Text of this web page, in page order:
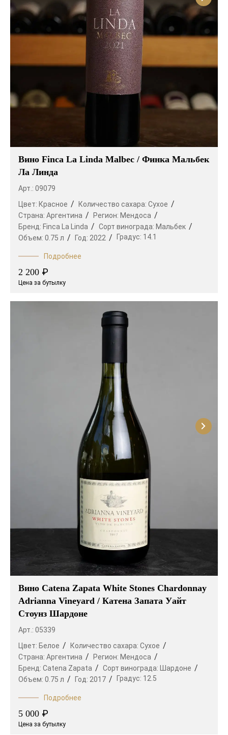
Вино Finca La Linda Malbec / Финка Мальбек
Ла Линда
Арт.: 09079
Цвет: Красное Количество сахара: Сухое
Страна: Аргентина Регион: Мендоса
Бренд: Finca La Linda Сорт винограда: Мальбек
Объем: 0.75 л Год: 2022 Градус: 14.1
Подробнее
2 200 ₽
Цена за бутылку
Вино Catena Zapata White Stones Chardonnay
Adrianna Vineyard / Катена Запата Уайт
Стоунз Шардоне
Арт.: 05339
Цвет: Белое Количество сахара: Сухое
Страна: Аргентина Регион: Мендоса
Бренд: Catena Zapata Сорт винограда:
Шардоне
Объем: 0.75 л Год: 2017 Градус: 12.5
Подробнее
5 000 ₽
Цена за бутылку